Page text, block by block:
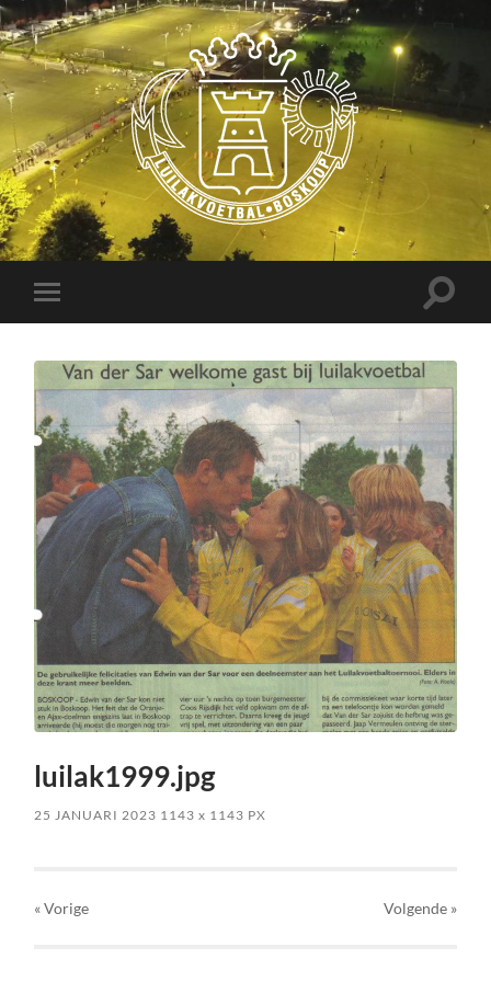
Luilakvoetbal
Boskoop
Toggle
mobiel
Toggle
luilak1999.jpg
25 JANUARI 2023 1143x 1143 PX
« Vorige Volgende»